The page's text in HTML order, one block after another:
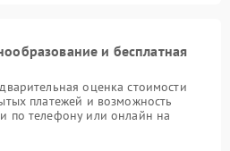
и бесплатная
оценка стоимости
платежей и возможность
по телефону или онлайн на